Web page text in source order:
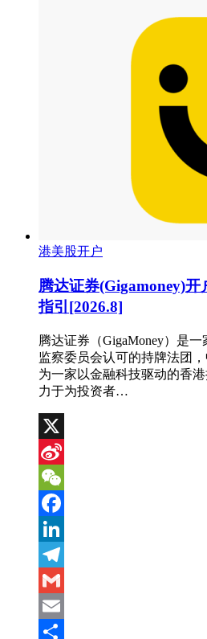
港美股开户
腾达证券(Gigamoney)
指引[2026.8]
腾达证券（GigaMoney）是
监察委员会认可的持牌法团
为一家以金融科技驱动的香
力于为投资者…
X
Sina
Weibo
WeChat
Facebook
LinkedIn
Telegram
Gmail
Email